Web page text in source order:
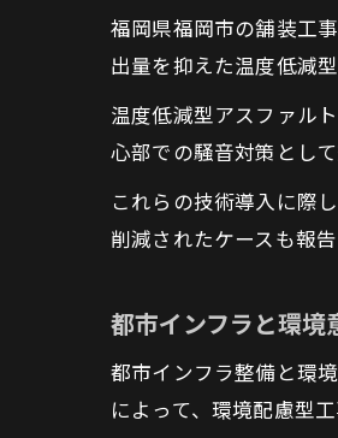
福岡県福岡市の舗装工
出量を抑えた温度低減
温度低減型アスファル
心部での騒音対策とし
これらの技術導入に際
削減されたケースも報
都市インフラと環境
都市インフラ整備と環
によって、環境配慮型